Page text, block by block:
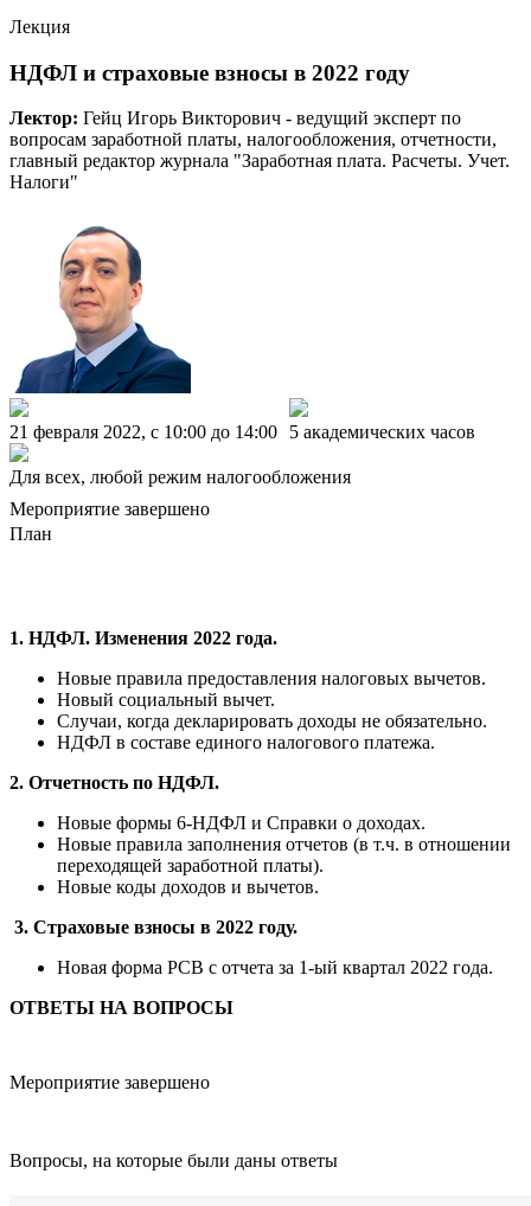
Лекция
НДФЛ и страховые взносы в 2022 году
Лектор: Гейц Игорь Викторович - ведущий эксперт по
вопросам заработной платы, налогообложения, отчетности,
главный редактор журнала "Заработная плата. Расчеты. Учет.
Налоги"
21 февраля 2022, c 10:00 до 14:00 5 академических часов
Для всех, любой режим налогообложения
Мероприятие завершено
План
1. НДФЛ. Изменения 2022 года.
Новые правила предоставления налоговых вычетов.
Новый социальный вычет.
Случаи, когда декларировать доходы не обязательно.
НДФЛ в составе единого налогового платежа.
2. Отчетность по НДФЛ.
Новые формы 6-НДФЛ и Справки о доходах.
Новые правила заполнения отчетов (в т.ч. в отношении
переходящей заработной платы).
Новые коды доходов и вычетов.
3. Страховые взносы в 2022 году.
Новая форма РСВ с отчета за 1-ый квартал 2022 года.
ОТВЕТЫ НА ВОПРОСЫ
Мероприятие завершено
Вопросы, на которые были даны ответы